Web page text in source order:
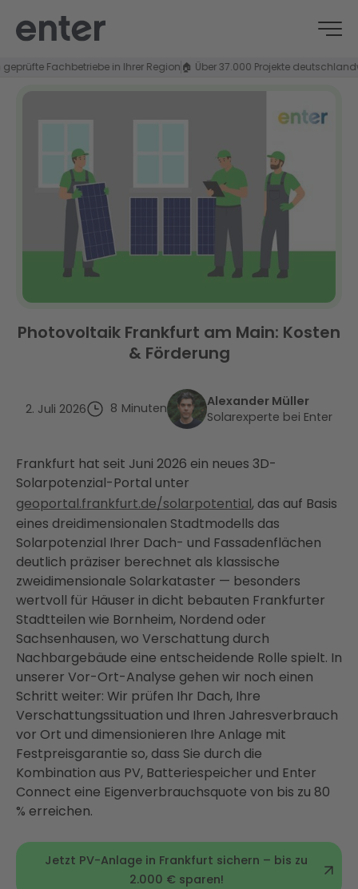
Fachbetriebe in Ihrer Region🏠 Über 37.000 Projekte deutschlandweit⭐
Photovoltaik Frankfurt am Main: Kosten
& Förderung
2. Juli 2026 8 Minuten
Alexander Müller
Solarexperte bei Enter
Frankfurt hat seit Juni 2026 ein neues 3D-
Solarpotenzial-Portal unter
geoportal.frankfurt.de/solarpotential, das auf Basis
eines dreidimensionalen Stadtmodells das
Solarpotenzial Ihrer Dach- und Fassadenflächen
deutlich präziser berechnet als klassische
zweidimensionale Solarkataster — besonders
wertvoll für Häuser in dicht bebauten Frankfurter
Stadtteilen wie Bornheim, Nordend oder
Sachsenhausen, wo Verschattung durch
Nachbargebäude eine entscheidende Rolle spielt. In
unserer Vor-Ort-Analyse gehen wir noch einen
Schritt weiter: Wir prüfen Ihr Dach, Ihre
Verschattungssituation und Ihren Jahresverbrauch
vor Ort und dimensionieren Ihre Anlage mit
Festpreisgarantie so, dass Sie durch die
Kombination aus PV, Batteriespeicher und Enter
Connect eine Eigenverbrauchsquote von bis zu 80
% erreichen.
Jetzt PV-Anlage in Frankfurt sichern – bis zu
2.000 € sparen!